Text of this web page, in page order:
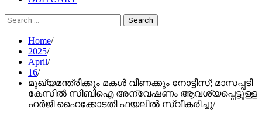
Search
for:
Home
2025
April
16
മുഖ്യമന്ത്രിക്കും മകൾ വീണക്കും നോട്ടീസ്; മാസപ്പടി
കേസിൽ സിബിഐ അന്വേഷണം ആവശ്യപ്പെട്ടുള്ള
ഹർജി ഹൈക്കോടതി ഫയലിൽ സ്വീകരിച്ചു